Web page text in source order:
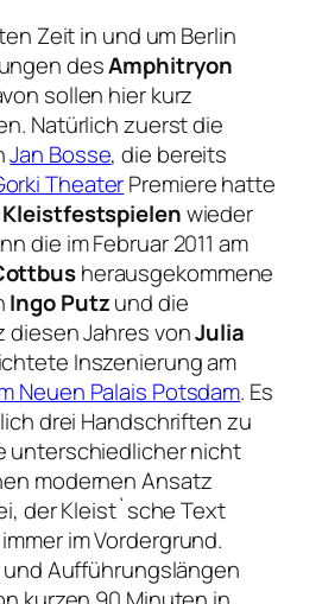
Zeit in und um Berlin
desAmphitryon
sollen hier kurz
Natürlich zuerst die
Jan Bosse, die bereits
TheaterPremiere hatte
Kleistfestspielenwieder
die im Februar 2011 am
herausgekommene
Ingo Putzund die
diesen Jahres vonJulia
Inszenierung am
Neuen Palais Potsdam. Es
drei Handschriften zu
unterschiedlicher nicht
modernen Ansatz
der Kleist`sche Text
im Vordergrund.
Aufführungslängen